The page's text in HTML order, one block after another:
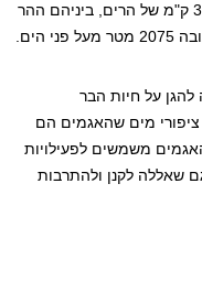
ושאללה בדרום מופרדים ביניהם באמצעות 3 ק"מ של הרים, ביניהם ההר
לאומי ב-1963 במטרה להגן על חיות הבר
בעיקר 300 מינים של ציפורי מים שהאגמים הם
משמשים לפעילויות
שאללה לקנן ולהתרבות